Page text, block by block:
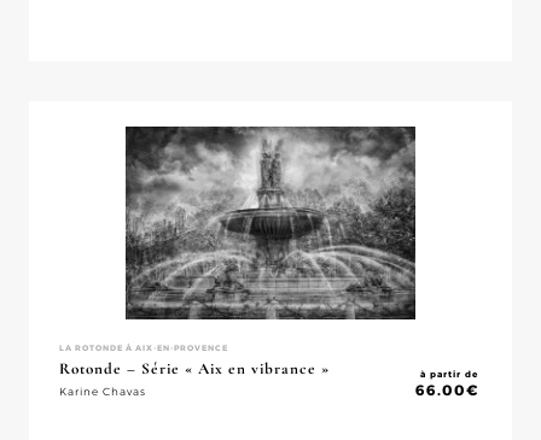
LA ROTONDE À AIX-EN-PROVENCE
Rotonde – Série « Aix en vibrance »
Karine Chavas
à partir de
66.00€